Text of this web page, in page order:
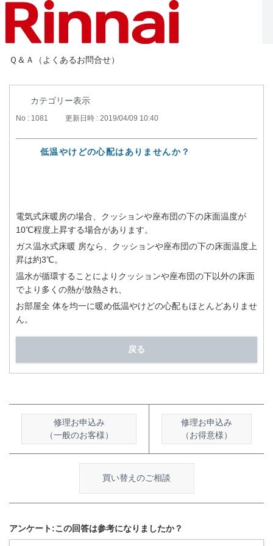
Ｑ＆Ａ（よくあるお問合せ）
カテゴリー表示
No : 1081 更新日時 : 2019/04/09 10:40
低温やけどの心配はありませんか？
電気式床暖房の場合、クッションや座布団の下の床面温度が
10℃程度上昇する場合があります。
ガス温水式床暖 房なら、クッションや座布団の下の床面温度上
昇は約3℃。
温水が循環することによりクッションや座布団の下以外の床面
でより多くの熱が放熱され、
お部屋全 体を均一に暖め低温やけどの心配もほとんどありませ
ん。
戻る
修理お申込み
（一般のお客様）
修理お申込み
（お得意様）
買い替えのご相談
アンケート:この回答は参考になりましたか？